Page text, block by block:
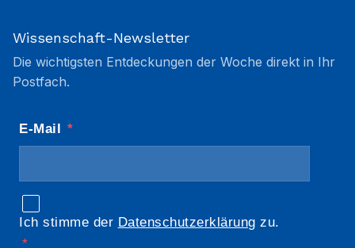
Wissenschaft-Newsletter
Die wichtigsten Entdeckungen der Woche direkt in Ihr
Postfach.